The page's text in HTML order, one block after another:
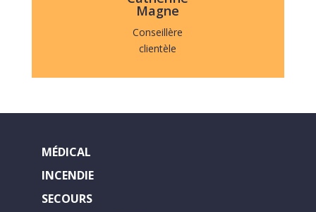
Magne
Conseillère
clientèle
MÉDICAL
INCENDIE
SECOURS